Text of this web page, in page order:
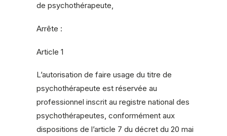
de psychothérapeute,
Arrête :
Article 1
L’autorisation de faire usage du titre de
psychothérapeute est réservée au
professionnel inscrit au registre national des
psychothérapeutes, conformément aux
dispositions de l’article 7 du décret du 20 mai